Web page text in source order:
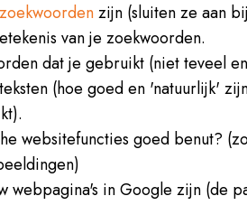
zoekwoordenzijn (sluiten ze aan
van je zoekwoorden.
dat je gebruikt (niet teveel
(hoe goed en 'natuurlijk'
websitefuncties goed benut?
webpagina's in Google zijn (de